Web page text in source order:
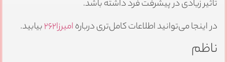
تاثیر زیادی در پیشرفت فرد داشته باشد.
در اینجا می‌توانید اطلاعات کامل‌تری دربارهامیرزا۲۶۲ بیابید.
ناظم